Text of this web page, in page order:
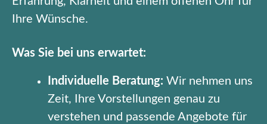
Ihre Wünsche.
Was Sie bei uns erwartet:
Individuelle Beratung: Wir nehmen uns
Zeit, Ihre Vorstellungen genau zu
verstehen und passende Angebote für